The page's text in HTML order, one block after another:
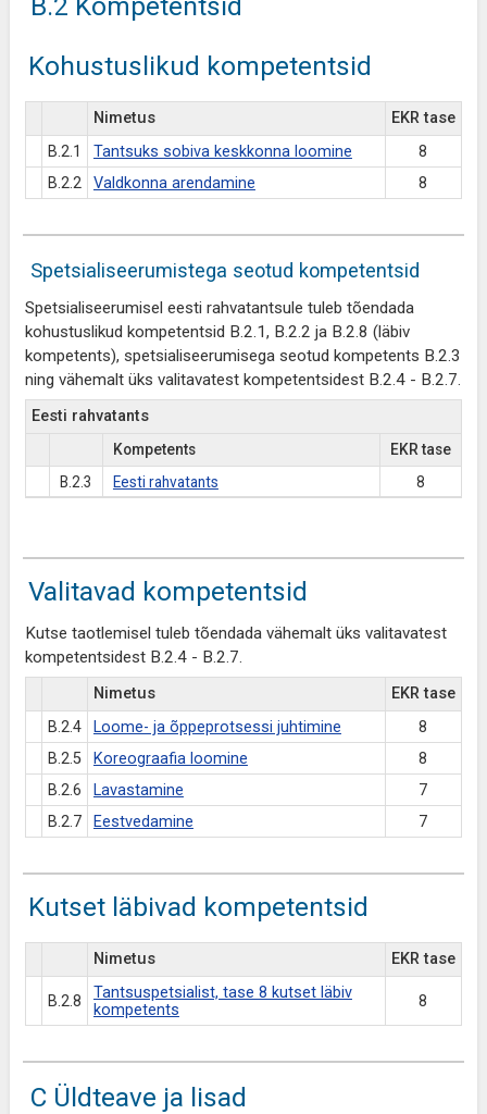
Kohustuslikud kompetentsid
Nimetus
EKR tase
B.2.1
Tantsuks sobiva keskkonna loomine
8
B.2.2
Valdkonna arendamine 8
Spetsialiseerumistega seotud kompetentsid
Spetsialiseerumisel eesti rahvatantsule tuleb tõendada
kohustuslikud kompetentsid B.2.1, B.2.2 ja B.2.8 (läbiv
kompetents), spetsialiseerumisega seotud kompetents B.2.3
ning vähemalt üks valitavatest kompetentsidest B.2.4 - B.2.7.
Eesti rahvatants
Kompetents
EKR tase
B.2.3
Eesti rahvatants 8
Valitavad kompetentsid
Kutse taotlemisel tuleb tõendada vähemalt üks valitavatest
kompetentsidest B.2.4 - B.2.7.
Nimetus
EKR tase
B.2.4
Loome- ja õppeprotsessi juhtimine
8
B.2.5
Koreograafia loomine
8
B.2.6
Lavastamine
7
B.2.7
Eestvedamine 7
Kutset läbivad kompetentsid
Nimetus EKR tase
B.2.8
Tantsuspetsialist, tase 8 kutset läbiv
kompetents
8
C Üldteave ja lisad